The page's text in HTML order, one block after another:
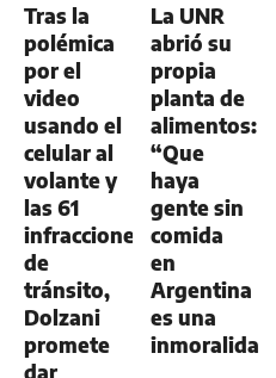
Tras la
polémica
por el
video
usando el
celular al
volante y
las 61
infracciones
de
tránsito,
Dolzani
promete
dar
La UNR
abrió su
propia
planta de
alimentos:
“Que
haya
gente sin
comida
en
Argentina
es una
inmoralidad”